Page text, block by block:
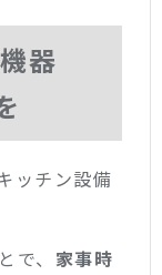
器
ッチン設備
、 家事時